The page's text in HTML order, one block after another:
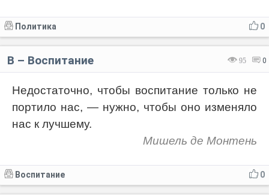
0
Политика
95 0
В – Воспитание
Недостаточно, чтобы воспитание только не
портило нас, — нужно, чтобы оно изменяло
нас к лучшему.
Мишель де Монтень
0
Воспитание